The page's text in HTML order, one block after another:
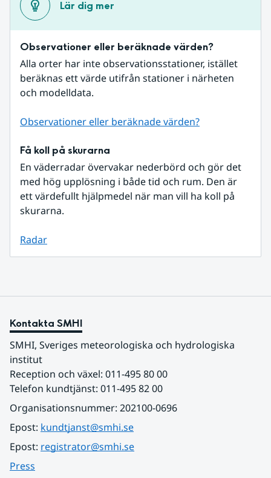
Lär dig mer
Observationer eller beräknade värden?
Alla orter har inte observationsstationer, istället
beräknas ett värde utifrån stationer i närheten
och modelldata.
Observationer eller beräknade värden?
Få koll på skurarna
En väderradar övervakar nederbörd och gör det
med hög upplösning i både tid och rum. Den är
ett värdefullt hjälpmedel när man vill ha koll på
skurarna.
Radar
Kontakta SMHI
SMHI, Sveriges meteorologiska och hydrologiska
institut
Reception och växel: 011-495 80 00
Telefon kundtjänst: 011-495 82 00
Organisationsnummer: 202100-0696
Epost: kundtjanst@smhi.se
Epost: registrator@smhi.se
Press